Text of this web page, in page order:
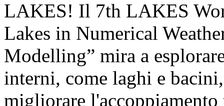
LAKES! Il 7th LAKES
Lakes in Numerical
Modelling” mira a
interni, come laghi e
migliorare l'accoppiamento